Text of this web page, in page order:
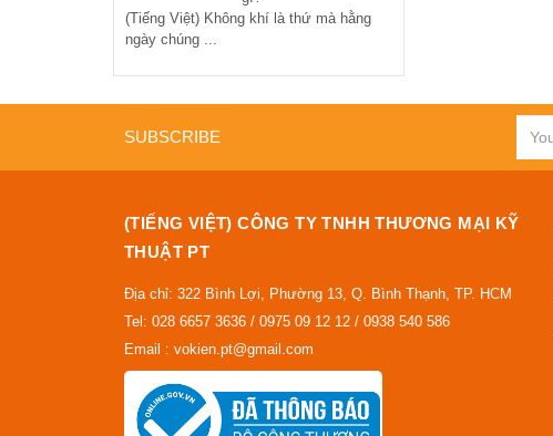
(Tiếng Việt) Không khí là thứ mà hằng
ngày chúng ...
SUBSCRIBE
(TIẾNG VIỆT) CÔNG TY TNHH THƯƠNG MẠI KỸ
THUẬT PT
Địa chỉ: 322 Bình Lợi, Phường 13, Q. Bình Thạnh, TP. HCM
Tel: 028 6657 3636 / 0975 09 12 12 / 0938 540 586
Email : vokien.pt@gmail.com